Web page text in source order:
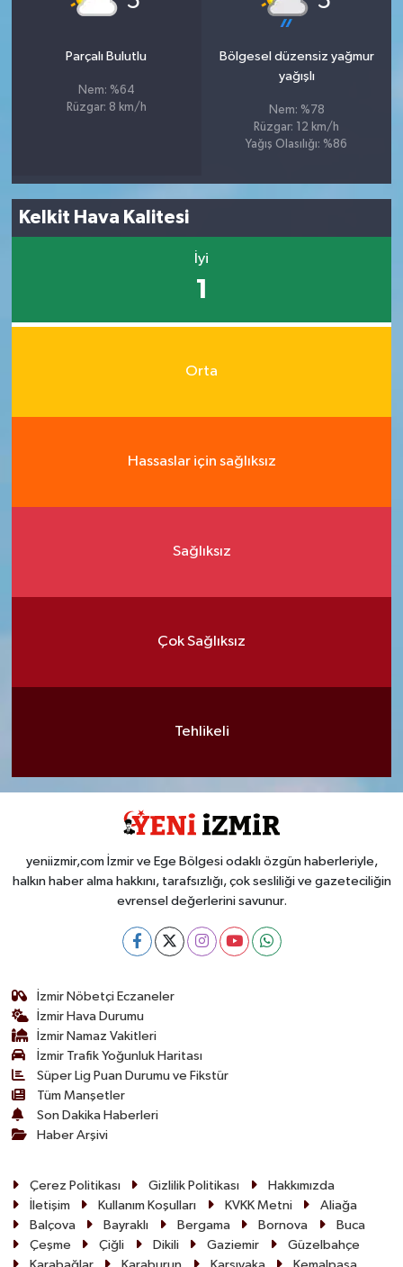
Parçalı Bulutlu
Nem: %64
Rüzgar: 8 km/h
Bölgesel düzensiz yağmur
yağışlı
Nem: %78
Rüzgar: 12 km/h
Yağış Olasılığı: %86
Kelkit Hava Kalitesi
İyi
1
Orta
Hassaslar için sağlıksız
Sağlıksız
Çok Sağlıksız
Tehlikeli
yeniizmir,com İzmir ve Ege Bölgesi odaklı özgün haberleriyle,
halkın haber alma hakkını, tarafsızlığı, çok sesliliği ve gazeteciliğin
evrensel değerlerini savunur.
İzmir Nöbetçi Eczaneler
İzmir Hava Durumu
İzmir Namaz Vakitleri
İzmir Trafik Yoğunluk Haritası
Süper Lig Puan Durumu ve Fikstür
Tüm Manşetler
Son Dakika Haberleri
Haber Arşivi
Çerez Politikası Gizlilik Politikası
Hakkımızda
İletişim
Kullanım Koşulları KVKK Metni
Aliağa
Balçova
Bayraklı Bergama Bornova
Buca
Çeşme
Çiğli Dikili Gaziemir
Güzelbahçe